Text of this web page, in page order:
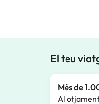
El teu
Més de